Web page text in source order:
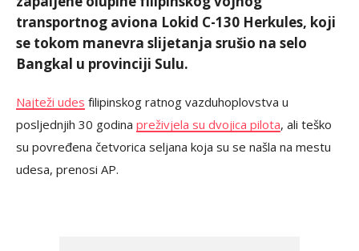
transportnog aviona Lokid C-130 Herkules, koji
se tokom manevra slijetanja srušio na selo
Bangkal u provinciji Sulu.
Najteži udes filipinskog ratnog vazduhoplovstva u
posljednjih 30 godina preživjela su dvojica pilota, ali teško
su povređena četvorica seljana koja su se našla na mestu
udesa, prenosi AP.